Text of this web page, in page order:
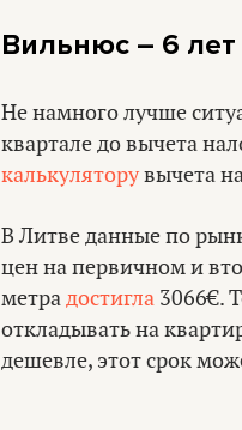
Вильнюс – 6 лет
Не намного лучше
квартале до вычета
калькуляторувычета
В Литве данные по
цен на первичном и
метрадостигла 3066€.
откладывать на
дешевле, этот срок